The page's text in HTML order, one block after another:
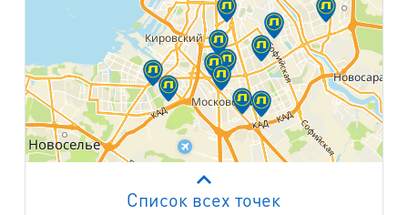
Работает на API 2ГИС
Лицензионное соглашение
Список всех точек